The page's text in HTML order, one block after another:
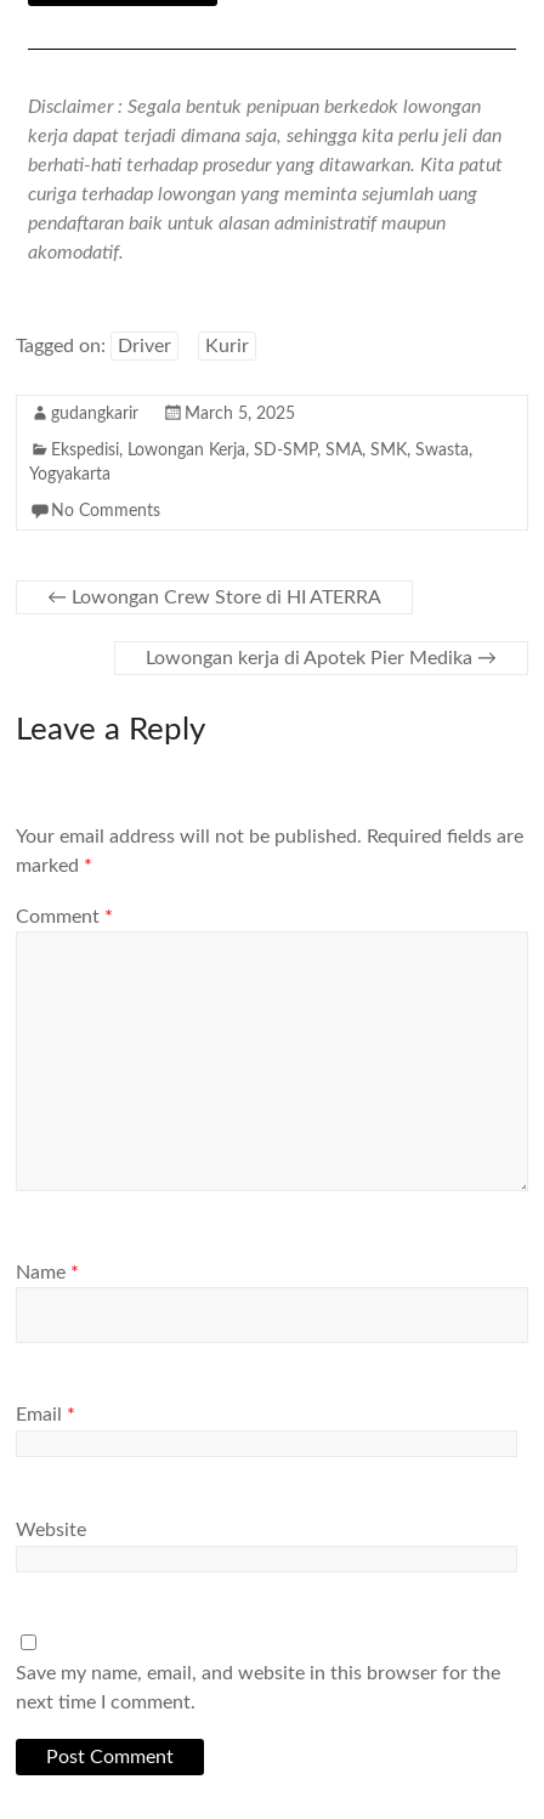
Disclaimer : Segala bentuk penipuan berkedok lowongan
kerja dapat terjadi dimana saja, sehingga kita perlu jeli dan
berhati-hati terhadap prosedur yang ditawarkan. Kita patut
curiga terhadap lowongan yang meminta sejumlah uang
pendaftaran baik untuk alasan administratif maupun
akomodatif.
Tagged on: Driver Kurir
gudangkarir March 5, 2025
Ekspedisi, Lowongan Kerja,SD-SMP,SMA,SMK,Swasta,
Yogyakarta
No Comments
← Lowongan Crew Store di HI ATERRA
Lowongan kerja di Apotek Pier Medika →
Leave a Reply
Your email address will not be published. Required fields are
marked *
Comment *
Name *
Email *
Website
Save my name, email, and website in this browser for the
next time I comment.